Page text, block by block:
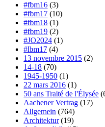
#fbm16 (3)
#fbm17 (10)
#fbm18 (1)
#fbm19 (2)
#JO2024 (1)
#lbm17 (4)
13 novembre 2015 (2)
14-18 (70)
1945-1950 (1)
22 mars 2016 (1)
50 ans Traité de l'Élysée
Aachener Vertrag (17)
Allgemein (764)
Architektur(19)